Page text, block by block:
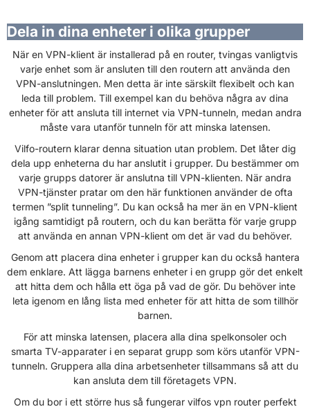
Dela in dina enheter i olika grupper
När en VPN-klient är installerad på en router, tvingas vanligtvis
varje enhet som är ansluten till den routern att använda den
VPN-anslutningen. Men detta är inte särskilt flexibelt och kan
leda till problem. Till exempel kan du behöva några av dina
enheter för att ansluta till internet via VPN-tunneln, medan andra
måste vara utanför tunneln för att minska latensen.
Vilfo-routern klarar denna situation utan problem. Det låter dig
dela upp enheterna du har anslutit i grupper. Du bestämmer om
varje grupps datorer är anslutna till VPN-klienten. När andra
VPN-tjänster pratar om den här funktionen använder de ofta
termen ”split tunneling”. Du kan också ha mer än en VPN-klient
igång samtidigt på routern, och du kan berätta för varje grupp
att använda en annan VPN-klient om det är vad du behöver.
Genom att placera dina enheter i grupper kan du också hantera
dem enklare. Att lägga barnens enheter i en grupp gör det enkelt
att hitta dem och hålla ett öga på vad de gör. Du behöver inte
leta igenom en lång lista med enheter för att hitta de som tillhör
barnen.
För att minska latensen, placera alla dina spelkonsoler och
smarta TV-apparater i en separat grupp som körs utanför VPN-
tunneln. Gruppera alla dina arbetsenheter tillsammans så att du
kan ansluta dem till företagets VPN.
Om du bor i ett större hus så fungerar vilfos vpn router perfekt